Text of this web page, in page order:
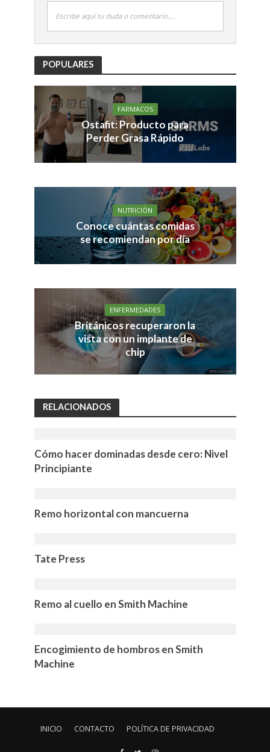
Escribe aquí tu duda o comentario....
POPULARES
FARMACOS
Ostafit: Producto para
Perder Grasa Rápido
NUTRICIÓN
Conoce cuántas comidas
se recomiendan por día
ENFERMEDADES
Británicos recuperaron la
vista con un implante de
chip
RELACIONADOS
Cómo hacer dominadas desde cero: Nivel
Principiante
Remo horizontal con mancuerna
Tate Press
Remo al cuello en Smith Machine
Encogimiento de hombros en Smith
Machine
INICIO CONTACTO POLÍTICA DE PRIVACIDAD